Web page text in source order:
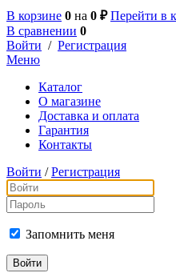
В корзине 0 на 0 ₽ Перейти в
В сравнении 0
Войти / Регистрация
Меню
Каталог
О магазине
Доставка и оплата
Гарантия
Контакты
Войти / Регистрация
Запомнить меня